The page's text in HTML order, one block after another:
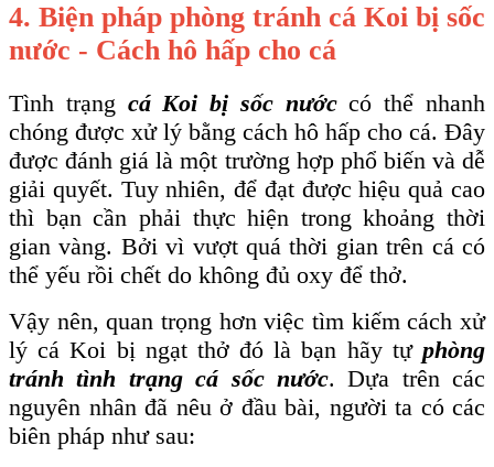
4. Biện pháp phòng tránh cá Koi bị sốc
nước - Cách hô hấp cho cá
Tình trạng cá Koi bị sốc nướccó thể nhanh
chóng được xử lý bằng cách hô hấp cho cá. Đây
được đánh giá là một trường hợp phổ biến và dễ
giải quyết. Tuy nhiên, để đạt được hiệu quả cao
thì bạn cần phải thực hiện trong khoảng thời
gian vàng. Bởi vì vượt quá thời gian trên cá có
thể yếu rồi chết do không đủ oxy để thở.
Vậy nên, quan trọng hơn việc tìm kiếm cách xử
lý cá Koi bị ngạt thở đó là bạn hãy tự phòng
tránh tình trạng cá sốc nước. Dựa trên các
nguyên nhân đã nêu ở đầu bài, người ta có các
biên pháp như sau: